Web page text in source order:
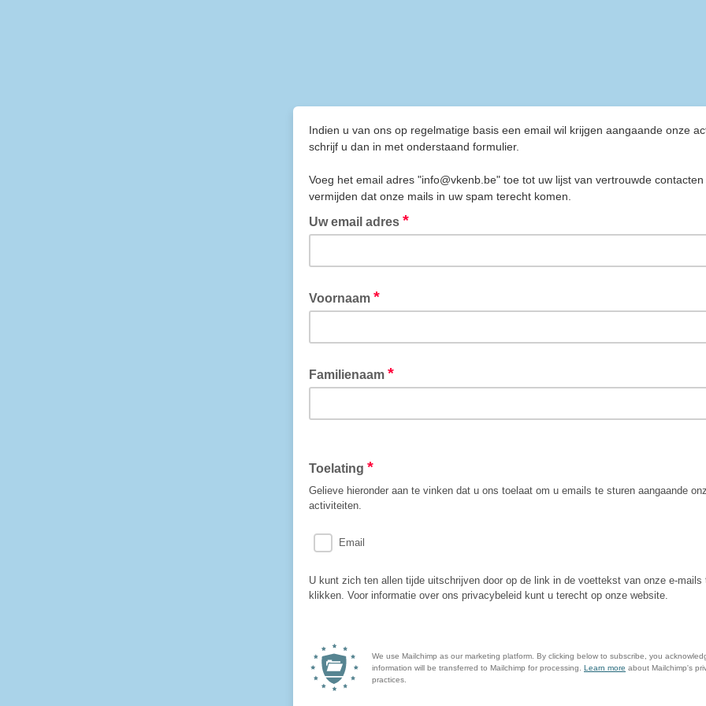
Indien u van ons op regelmatige basis een email wil krijgen aangaande onze
schrijf u dan in met onderstaand formulier.
Voeg het email adres "info@vkenb.be" toe tot uw lijst van vertrouwde
vermijden dat onze mails in uw spam terecht komen.
Uw email adres *
Voornaam *
Familienaam *
Toelating *
Gelieve hieronder aan te vinken dat u ons toelaat om u emails te sturen aangaande
activiteiten.
Email
U kunt zich ten allen tijde uitschrijven door op de link in de voettekst van onze e-mails
klikken. Voor informatie over ons privacybeleid kunt u terecht op onze website.
We use Mailchimp as our marketing platform. By clicking below to subscribe, you
information will be transferred to Mailchimp for processing. Learn more about Mailchimp's
practices.